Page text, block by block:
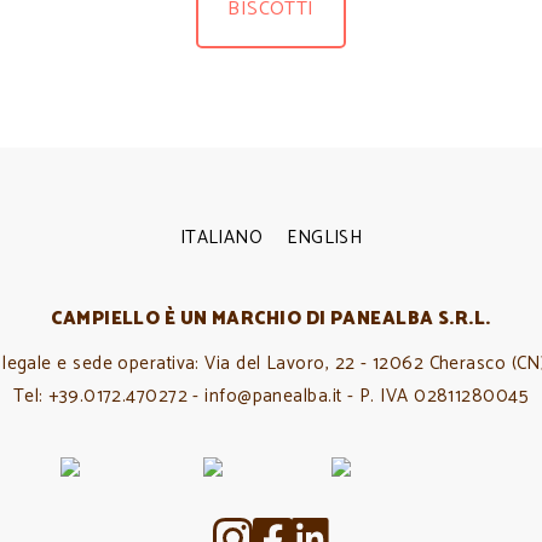
BISCOTTI
ITALIANO ENGLISH
CAMPIELLO È UN MARCHIO DI PANEALBA S.R.L.
e sede operativa: Via del Lavoro, 22 - 12062 Cherasco
Tel: +39.0172.470272 - info@panealba.it - P. IVA 02811280045